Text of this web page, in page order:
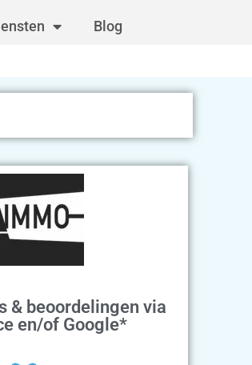
Blog
& beoordelingen via
en/of Google*